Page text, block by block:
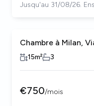
Jusqu'au 31/08/26.
Chambre à Milan,
15m² 3
€750/mois